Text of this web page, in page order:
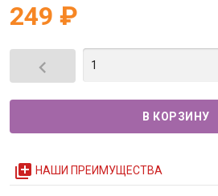
249 ₽

queue НАШИ ПРЕИМУЩЕСТВА